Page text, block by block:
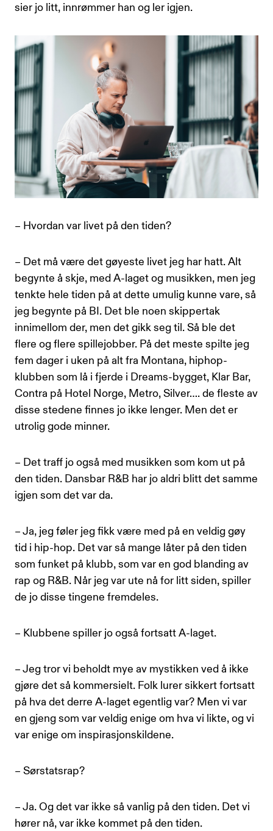
sier jo litt, innrømmer han og ler igjen.
– Hvordan var livet på den tiden?
– Det må være det gøyeste livet jeg har hatt. Alt
begynte å skje, med A-laget og musikken, men jeg
tenkte hele tiden på at dette umulig kunne vare, så
jeg begynte på BI. Det ble noen skippertak
innimellom der, men det gikk seg til. Så ble det
flere og flere spillejobber. På det meste spilte jeg
fem dager i uken på alt fra Montana, hiphop-
klubben som lå i fjerde i Dreams-bygget, Klar Bar,
Contra på Hotel Norge, Metro, Silver…. de fleste av
disse stedene finnes jo ikke lenger. Men det er
utrolig gode minner.
– Det traff jo også med musikken som kom ut på
den tiden. Dansbar R&B har jo aldri blitt det samme
igjen som det var da.
– Ja, jeg føler jeg fikk være med på en veldig gøy
tid i hip-hop. Det var så mange låter på den tiden
som funket på klubb, som var en god blanding av
rap og R&B. Når jeg var ute nå for litt siden, spiller
de jo disse tingene fremdeles.
– Klubbene spiller jo også fortsatt A-laget.
– Jeg tror vi beholdt mye av mystikken ved å ikke
gjøre det så kommersielt. Folk lurer sikkert fortsatt
på hva det derre A-laget egentlig var? Men vi var
en gjeng som var veldig enige om hva vi likte, og vi
var enige om inspirasjonskildene.
– Sørstatsrap?
– Ja. Og det var ikke så vanlig på den tiden. Det vi
hører nå, var ikke kommet på den tiden.